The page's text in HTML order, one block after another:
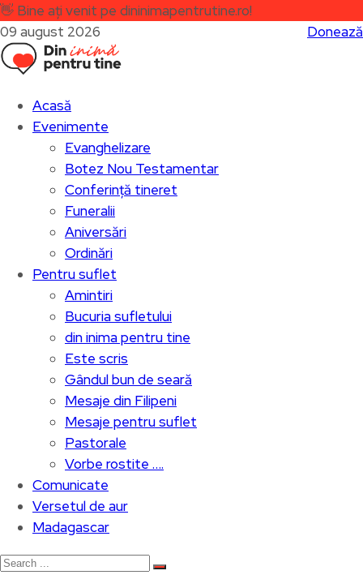
👋 Bine ați venit pe dininimapentrutine.ro!
09 august 2026
Donează
Acasă
Evenimente
Evanghelizare
Botez Nou Testamentar
Conferință tineret
Funeralii
Aniversări
Ordinări
Pentru suflet
Amintiri
Bucuria sufletului
din inima pentru tine
Este scris
Gândul bun de seară
Mesaje din Filipeni
Mesaje pentru suflet
Pastorale
Vorbe rostite ….
Comunicate
Versetul de aur
Madagascar